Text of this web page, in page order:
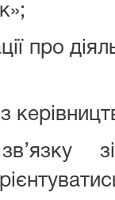
про
з